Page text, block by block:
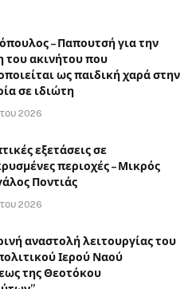
– Παπουτσή για την
του ακινήτου που
ως παιδική χαρά στην
σε ιδιώτη
2026
εξετάσεις σε
περιοχές – Μικρός
Ποντιάς
2026
αναστολή λειτουργίας του
Ιερού Ναού
της Θεοτόκου